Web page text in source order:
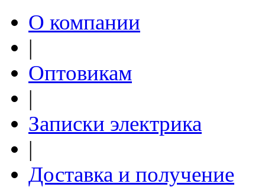
О компании
|
Оптовикам
|
Записки электрика
|
Доставка и получение